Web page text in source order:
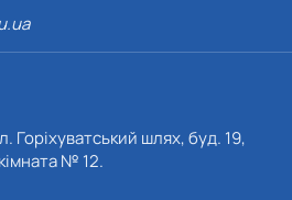
Горіхуватський шлях, буд. 19,
№ 12.